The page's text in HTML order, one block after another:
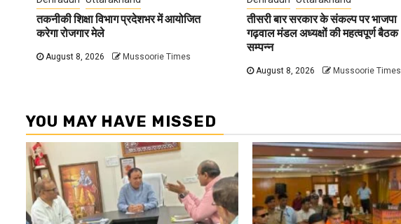
तकनीकी शिक्षा विभाग प्रदेशभर में आयोजित
करेगा रोजगार मेले
August 8, 2026 Mussoorie Times
तीसरी बार सरकार के संकल्प पर भाजपा
गढ़वाल मंडल अध्यक्षों की महत्वपूर्ण बैठक
सम्पन्न
August 8, 2026 Mussoorie Times
YOU MAY HAVE MISSED